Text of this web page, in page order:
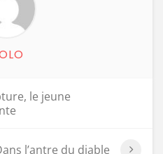
le jeune
l’antre du diable